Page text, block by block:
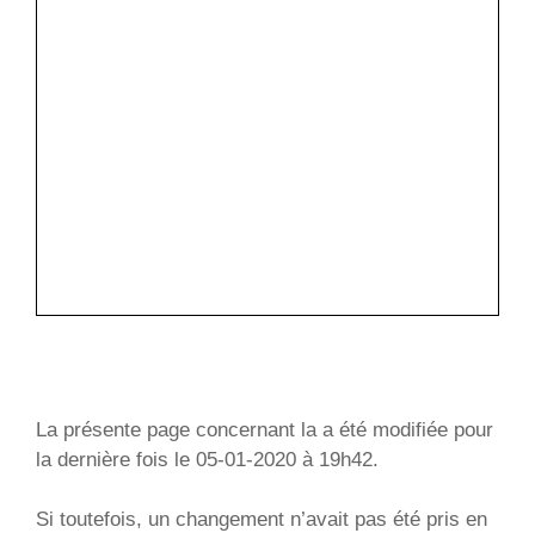
La présente page concernant la a été modifiée pour
la dernière fois le 05-01-2020 à 19h42.
Si toutefois, un changement n’avait pas été pris en